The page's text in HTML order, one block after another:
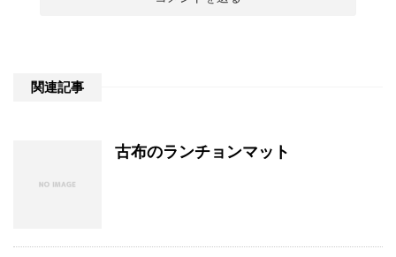
関連記事
古布のランチョンマット